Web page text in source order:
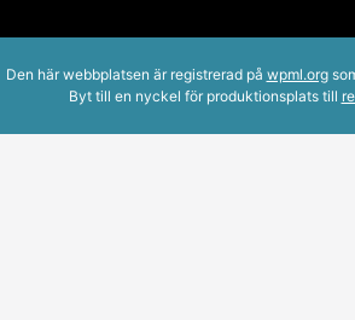
Den här webbplatsen är registrerad på wpml.org
Byt till en nyckel för produktionsplats till